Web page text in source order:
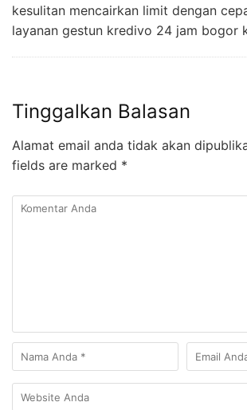
kesulitan mencairkan limit dengan
layanan gestun kredivo 24 jam bogor
Tinggalkan Balasan
Alamat email anda tidak akan
fields are marked *